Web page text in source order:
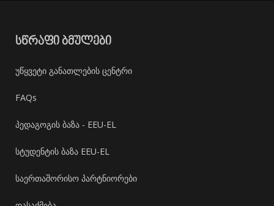
ᲡᲬᲠᲐᲤᲘ ᲑᲛᲣᲚᲔᲑᲘ
უწყვეტი განათლების ცენტრი
FAQs
პედაგოგის ბაზა - EEU-EL
სტუდენტის ბაზა EEU-EL
საერთაშორისო პარტნიორები